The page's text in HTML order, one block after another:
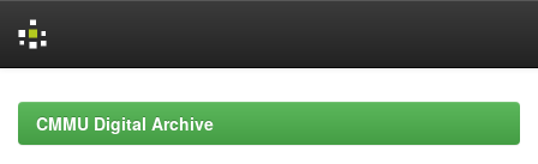
navigationCMMU Digital Archive